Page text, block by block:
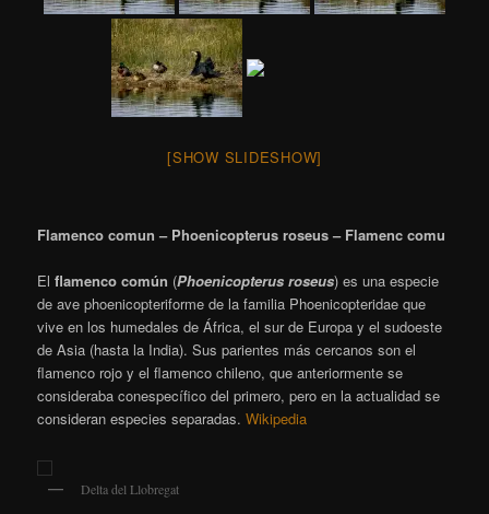
[SHOW SLIDESHOW]
Flamenco comun – Phoenicopterus roseus – Flamenc comu
Elflamenco común (Phoenicopterus roseus) ​ es una especie
de ave phoenicopteriforme de la familia Phoenicopteridae que
vive en los humedales de África, el sur de Europa y el sudoeste
de Asia (hasta la India). Sus parientes más cercanos son el
flamenco rojo y el flamenco chileno, que anteriormente se
consideraba conespecífico del primero, pero en la actualidad se
consideran especies separadas.Wikipedia
Delta del Llobregat